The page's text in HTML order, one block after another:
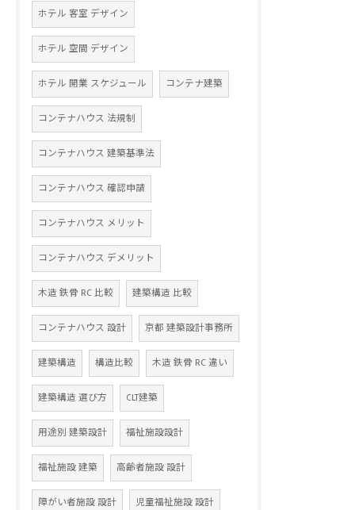
ホテル 客室 デザイン
ホテル 空間 デザイン
ホテル 開業 スケジュール コンテナ建築
コンテナハウス 法規制
コンテナハウス 建築基準法
コンテナハウス 確認申請
コンテナハウス メリット
コンテナハウス デメリット
木造 鉄骨 RC 比較 建築構造 比較
コンテナハウス 設計 京都 建築設計事務所
建築構造 構造比較 木造 鉄骨 RC 違い
建築構造 選び方 CLT建築
用途別 建築設計 福祉施設設計
福祉施設 建築 高齢者施設 設計
障がい者施設 設計 児童福祉施設 設計